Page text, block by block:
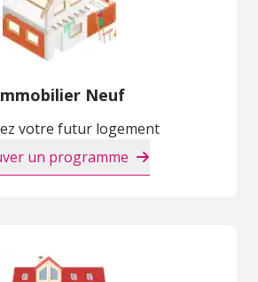
Neuf
votre futur logement
un programme